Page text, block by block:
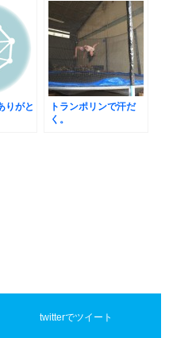
りがと
トランポリンで汗だ
く。
twitterでツイート